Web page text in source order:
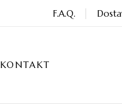
F.A.Q.
KONTAKT